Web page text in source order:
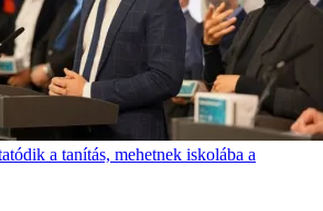
a tanítás, mehetnek iskolába a